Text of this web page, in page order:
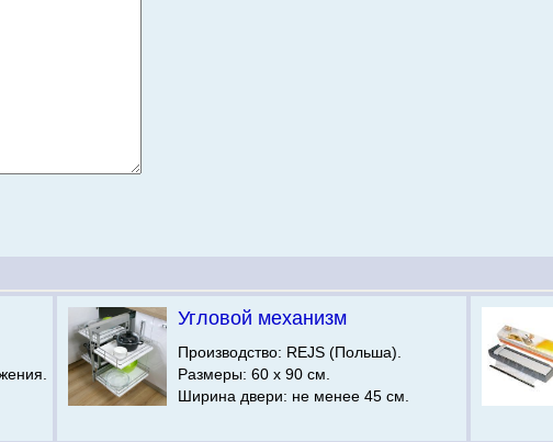
Угловой механизм
Производство: REJS (Польша).
Размеры: 60 х 90 см.
Ширина двери: не менее 45 см.